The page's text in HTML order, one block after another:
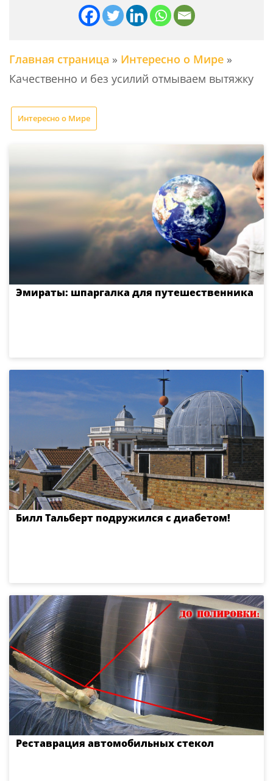
Главная страница » Интересно о Мире »
Качественно и без усилий отмываем вытяжку
Интересно о Мире
Эмираты: шпаргалка для путешественника
Билл Тальберт подружился с диабетом!
Реставрация автомобильных стекол